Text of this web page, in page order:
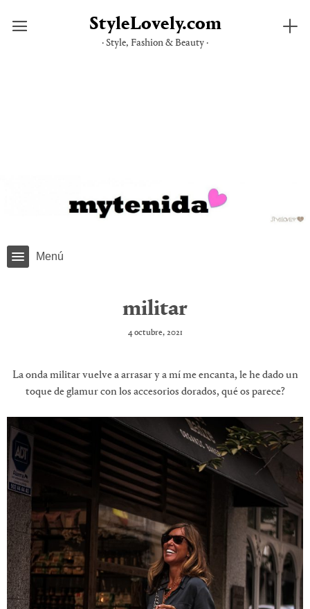
StyleLovely.com
· Style, Fashion & Beauty ·
Menú
militar
4 octubre, 2021
La onda militar vuelve a arrasar y a mí me encanta, le he dado un
toque de glamur con los accesorios dorados, qué os parece?